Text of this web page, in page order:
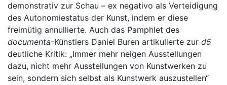
demonstrativ zur Schau – ex negativo als Verteidigung
des Autonomiestatus der Kunst, indem er diese
freimütig annullierte. Auch das Pamphlet des
documenta-Künstlers Daniel Buren artikulierte zur d5
deutliche Kritik: „Immer mehr neigen Ausstellungen
dazu, nicht mehr Ausstellungen von Kunstwerken zu
sein, sondern sich selbst als Kunstwerk auszustellen“